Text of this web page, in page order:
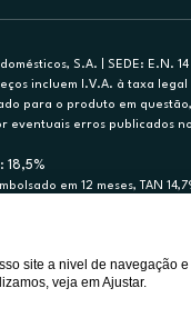
S.A. | SEDE: E.N.
incluem I.V.A. à taxa
para o produto em
eventuais erros publicados
18,5%
em 12 meses, TAN
site a nivel de navegação
veja em Ajustar.